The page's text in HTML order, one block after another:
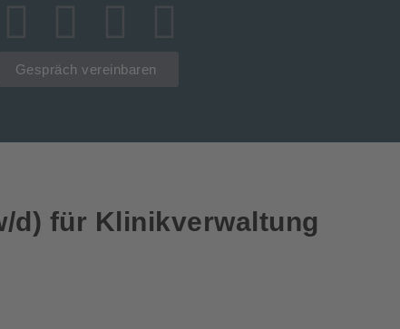
Gespräch vereinbaren
d) für Klinikverwaltung